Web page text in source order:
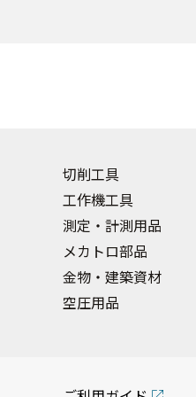
切削工具
工作機工具
測定・計測用品
メカトロ部品
金物・建築資材
空圧用品